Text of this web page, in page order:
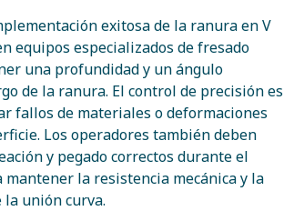
exitosa de la ranura en V
equipos especializados de fresado
una profundidad y un ángulo
de la ranura. El control de precisión es
fallos de materiales o deformaciones
Los operadores también deben
y pegado correctos durante el
la resistencia mecánica y la
la unión curva.